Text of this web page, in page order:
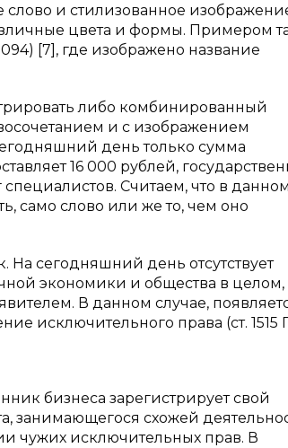
слово и стилизованное
цвета и формы. Примером
[7], где изображено название
либо комбинированный
и с изображением
день только сумма
16 000 рублей,
Считаем, что в данном
само слово или же то, чем оно
На сегодняшний день отсутствует
экономики и общества в целом,
В данном случае,
исключительного права (ст. 1515
бизнеса зарегистрирует свой
занимающегося схожей
чужих исключительных прав. В